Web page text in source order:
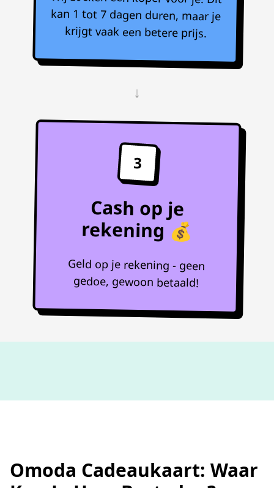
krijgt vaak een betere prijs.
↓
3
Cash op je
rekening 💰
Geld op je rekening - geen
gedoe, gewoon betaald!
Omoda Cadeaukaart: Waar